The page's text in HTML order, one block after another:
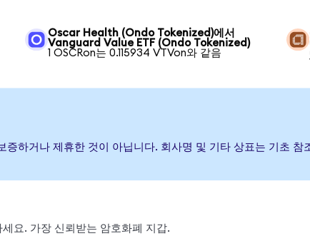
Oscar Health (Ondo Tokenized)에서
Vanguard Value ETF (Ondo Tokenized)
1 OSCRon는 0.115934 VTVon와 같음
증하거나 제휴한 것이 아닙니다. 회사명 및 기타 상표는 기초
요. 가장 신뢰받는 암호화폐 지갑.